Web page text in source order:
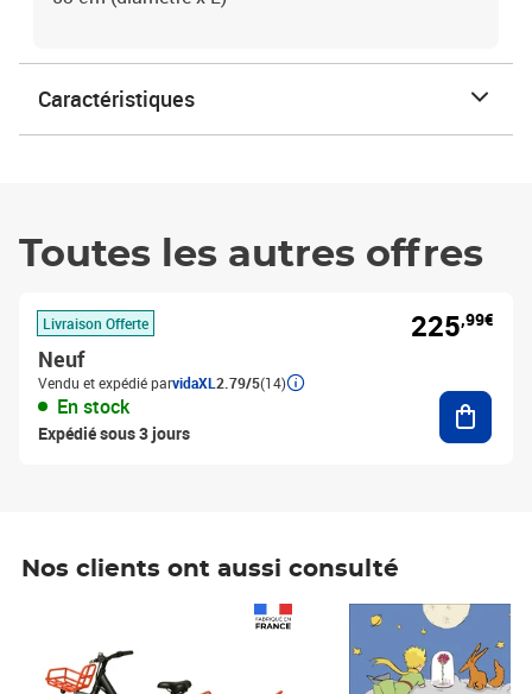
Caractéristiques
Toutes les autres offres
Livraison Offerte
Neuf
Vendu et expédié parvidaXL 2.79/5(14)
En stock
Expédié sous 3 jours
225,99€
Nos clients ont aussi consulté
Prix 7,50€